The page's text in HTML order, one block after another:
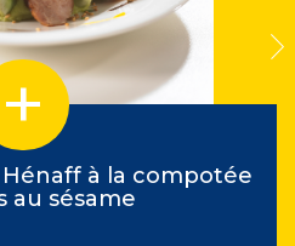
à la compotée
au sésame